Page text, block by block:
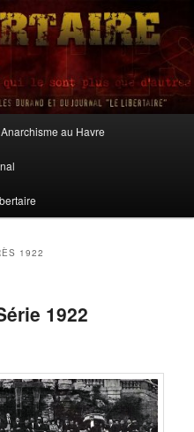
Anarchisme au Havre
1922
1922